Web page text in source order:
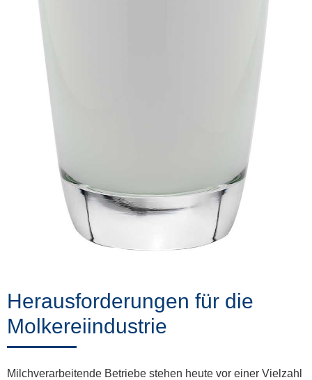
Herausforderungen für die
Molkereiindustrie
Milchverarbeitende Betriebe stehen heute vor einer Vielzahl